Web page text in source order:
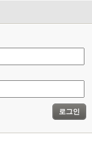
로그인